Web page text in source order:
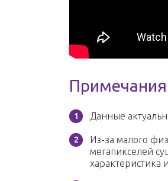
Примечания
Данные
Из-за малого
мегапикселей
характеристика